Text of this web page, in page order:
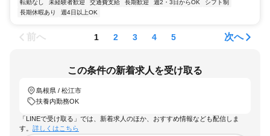
転勤なし
未経験者歓迎 交通費支給 長期歓迎 週2・3日からOK
シフト制
長期休暇あり
週4日以上OK
前へ 1 2 3 4 5 次へ
この条件の新着求人を受け取る
島根県 / 松江市
扶養内勤務OK
「LINEで受け取る」では、新着求人のほか、おすすめ情報なども配信しま
す。 詳しくはこちら